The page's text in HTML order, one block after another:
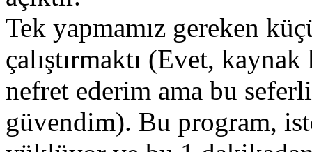
Tek yapmamız gereken
çalıştırmaktı (Evet,
nefret ederim ama bu
güvendim). Bu program,